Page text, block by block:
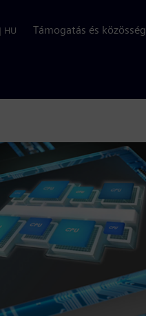
| HU Támogatás és közösség